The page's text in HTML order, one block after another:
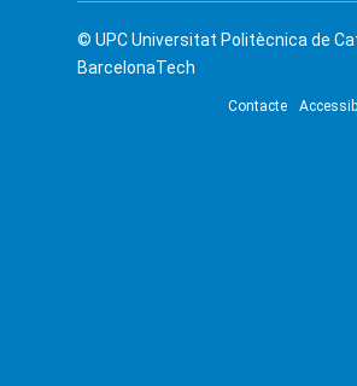
© UPCUniversitat Politècnica de
BarcelonaTech
Contacte